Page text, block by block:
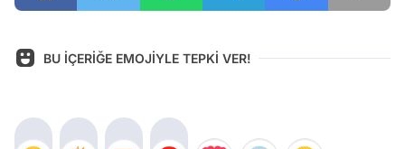
BU İÇERİĞE EMOJİYLE TEPKİ VER!